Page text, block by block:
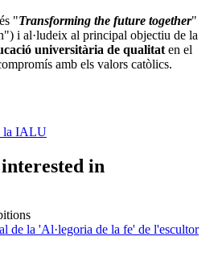
"Transforming the future together"
i al·ludeix al principal objectiu de la
universitària de qualitat en el
amb els valors catòlics.
la IALU
in
de la 'Al·legoria de la fe' de l'escultor